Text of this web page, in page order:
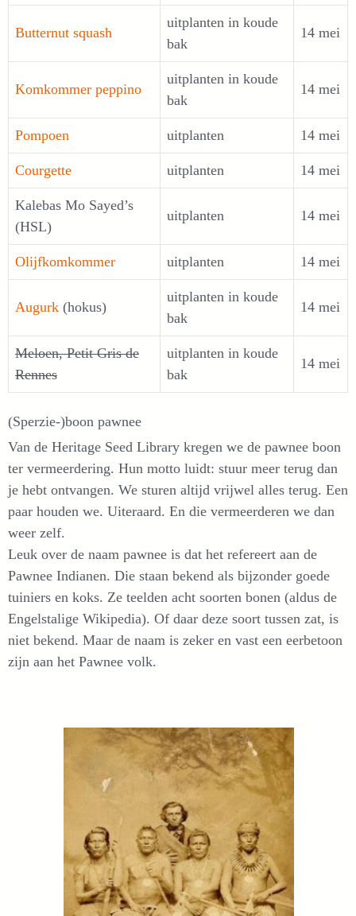
Butternut squash
uitplanten in koude
bak
14 mei
Komkommer peppino
uitplanten in koude
bak
14 mei
Pompoen uitplanten 14 mei
Courgette uitplanten 14 mei
Kalebas Mo Sayed’s
(HSL)
uitplanten 14 mei
Olijfkomkommer uitplanten 14 mei
Augurk (hokus)
uitplanten in koude
bak
14 mei
Meloen, Petit Gris de
Rennes
uitplanten in koude
bak
14 mei
(Sperzie-)boon pawnee
Van de Heritage Seed Library kregen we de pawnee boon
ter vermeerdering. Hun motto luidt: stuur meer terug dan
je hebt ontvangen. We sturen altijd vrijwel alles terug. Een
paar houden we. Uiteraard. En die vermeerderen we dan
weer zelf.
Leuk over de naam pawnee is dat het refereert aan de
Pawnee Indianen. Die staan bekend als bijzonder goede
tuiniers en koks. Ze teelden acht soorten bonen (aldus de
Engelstalige Wikipedia). Of daar deze soort tussen zat, is
niet bekend. Maar de naam is zeker en vast een eerbetoon
zijn aan het Pawnee volk.